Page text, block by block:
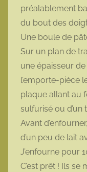
préalablement
du bout des
Une boule de
Sur un plan de
une épaisseur
l’emporte-pièce
plaque allant au
sulfurisé ou d’un
Avant
d’un peu de lait
J’enfourne pour
C’est prêt ! Ils se